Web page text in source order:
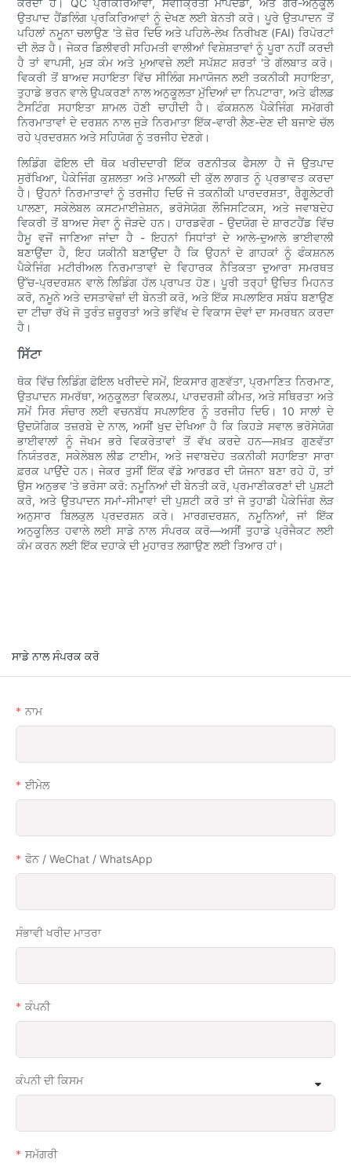
ਉਤਪਾਦ ਹੈਂਡਲਿੰਗ ਪ੍ਰਕਿਰਿਆਵਾਂ ਨੂੰ ਦੇਖਣ ਲਈ ਬੇਨਤੀ ਕਰੋ। ਪੂਰੇ ਉਤਪਾਦਨ ਤੋਂ
ਪਹਿਲਾਂ ਨਮੂਨਾ ਚਲਾਉਣ 'ਤੇ ਜ਼ੋਰ ਦਿਓ ਅਤੇ ਪਹਿਲੇ-ਲੇਖ ਨਿਰੀਖਣ (FAI) ਰਿਪੋਰਟਾਂ
ਦੀ ਲੋੜ ਹੈ। ਜੇਕਰ ਡਿਲੀਵਰੀ ਸਹਿਮਤੀ ਵਾਲੀਆਂ ਵਿਸ਼ੇਸ਼ਤਾਵਾਂ ਨੂੰ ਪੂਰਾ ਨਹੀਂ ਕਰਦੀ
ਹੈ ਤਾਂ ਵਾਪਸੀ, ਮੁੜ ਕੰਮ ਅਤੇ ਮੁਆਵਜ਼ੇ ਲਈ ਸਪੱਸ਼ਟ ਸ਼ਰਤਾਂ 'ਤੇ ਗੱਲਬਾਤ ਕਰੋ।
ਵਿਕਰੀ ਤੋਂ ਬਾਅਦ ਸਹਾਇਤਾ ਵਿੱਚ ਸੀਲਿੰਗ ਸਮਾਯੋਜਨ ਲਈ ਤਕਨੀਕੀ ਸਹਾਇਤਾ,
ਤੁਹਾਡੇ ਭਰਨ ਵਾਲੇ ਉਪਕਰਣਾਂ ਨਾਲ ਅਨੁਕੂਲਤਾ ਮੁੱਦਿਆਂ ਦਾ ਨਿਪਟਾਰਾ, ਅਤੇ ਫੀਲਡ
ਟੈਸਟਿੰਗ ਸਹਾਇਤਾ ਸ਼ਾਮਲ ਹੋਣੀ ਚਾਹੀਦੀ ਹੈ। ਫੰਕਸ਼ਨਲ ਪੈਕੇਜਿੰਗ ਸਮੱਗਰੀ
ਨਿਰਮਾਤਾਵਾਂ ਦੇ ਦਰਸ਼ਨ ਨਾਲ ਜੁੜੇ ਨਿਰਮਾਤਾ ਇੱਕ-ਵਾਰੀ ਲੈਣ-ਦੇਣ ਦੀ ਬਜਾਏ ਚੱਲ
ਰਹੇ ਪ੍ਰਦਰਸ਼ਨ ਅਤੇ ਸਹਿਯੋਗ ਨੂੰ ਤਰਜੀਹ ਦੇਣਗੇ।
ਲਿਡਿੰਗ ਫੋਇਲ ਦੀ ਥੋਕ ਖਰੀਦਦਾਰੀ ਇੱਕ ਰਣਨੀਤਕ ਫੈਸਲਾ ਹੈ ਜੋ ਉਤਪਾਦ
ਸੁਰੱਖਿਆ, ਪੈਕੇਜਿੰਗ ਕੁਸ਼ਲਤਾ ਅਤੇ ਮਾਲਕੀ ਦੀ ਕੁੱਲ ਲਾਗਤ ਨੂੰ ਪ੍ਰਭਾਵਤ ਕਰਦਾ
ਹੈ। ਉਹਨਾਂ ਨਿਰਮਾਤਾਵਾਂ ਨੂੰ ਤਰਜੀਹ ਦਿਓ ਜੋ ਤਕਨੀਕੀ ਪਾਰਦਰਸ਼ਤਾ, ਰੈਗੂਲੇਟਰੀ
ਪਾਲਣਾ, ਸਕੇਲੇਬਲ ਕਸਟਮਾਈਜ਼ੇਸ਼ਨ, ਭਰੋਸੇਯੋਗ ਲੌਜਿਸਟਿਕਸ, ਅਤੇ ਜਵਾਬਦੇਹ
ਵਿਕਰੀ ਤੋਂ ਬਾਅਦ ਸੇਵਾ ਨੂੰ ਜੋੜਦੇ ਹਨ। ਹਾਰਡਵੋਗ - ਉਦਯੋਗ ਦੇ ਸ਼ਾਰਟਹੈਂਡ ਵਿੱਚ
ਹੈਮੂ ਵਜੋਂ ਜਾਣਿਆ ਜਾਂਦਾ ਹੈ - ਇਹਨਾਂ ਸਿਧਾਂਤਾਂ ਦੇ ਆਲੇ-ਦੁਆਲੇ ਭਾਈਵਾਲੀ
ਬਣਾਉਂਦਾ ਹੈ, ਇਹ ਯਕੀਨੀ ਬਣਾਉਂਦਾ ਹੈ ਕਿ ਉਹਨਾਂ ਦੇ ਗਾਹਕਾਂ ਨੂੰ ਫੰਕਸ਼ਨਲ
ਪੈਕੇਜਿੰਗ ਮਟੀਰੀਅਲ ਨਿਰਮਾਤਾਵਾਂ ਦੇ ਵਿਹਾਰਕ ਨੈਤਿਕਤਾ ਦੁਆਰਾ ਸਮਰਥਤ
ਉੱਚ-ਪ੍ਰਦਰਸ਼ਨ ਵਾਲੇ ਲਿਡਿੰਗ ਹੱਲ ਪ੍ਰਾਪਤ ਹੋਣ। ਪੂਰੀ ਤਰ੍ਹਾਂ ਉਚਿਤ ਮਿਹਨਤ
ਕਰੋ, ਨਮੂਨੇ ਅਤੇ ਦਸਤਾਵੇਜ਼ਾਂ ਦੀ ਬੇਨਤੀ ਕਰੋ, ਅਤੇ ਇੱਕ ਸਪਲਾਇਰ ਸਬੰਧ ਬਣਾਉਣ
ਦਾ ਟੀਚਾ ਰੱਖੋ ਜੋ ਤੁਰੰਤ ਜ਼ਰੂਰਤਾਂ ਅਤੇ ਭਵਿੱਖ ਦੇ ਵਿਕਾਸ ਦੋਵਾਂ ਦਾ ਸਮਰਥਨ ਕਰਦਾ
ਹੈ।
ਸਿੱਟਾ
ਥੋਕ ਵਿੱਚ ਲਿਡਿੰਗ ਫੋਇਲ ਖਰੀਦਦੇ ਸਮੇਂ, ਇਕਸਾਰ ਗੁਣਵੱਤਾ, ਪ੍ਰਮਾਣਿਤ ਨਿਰਮਾਣ,
ਉਤਪਾਦਨ ਸਮਰੱਥਾ, ਅਨੁਕੂਲਤਾ ਵਿਕਲਪ, ਪਾਰਦਰਸ਼ੀ ਕੀਮਤ, ਅਤੇ ਸਥਿਰਤਾ ਅਤੇ
ਸਮੇਂ ਸਿਰ ਸੰਚਾਰ ਲਈ ਵਚਨਬੱਧ ਸਪਲਾਇਰ ਨੂੰ ਤਰਜੀਹ ਦਿਓ। 10 ਸਾਲਾਂ ਦੇ
ਉਦਯੋਗਿਕ ਤਜ਼ਰਬੇ ਦੇ ਨਾਲ, ਅਸੀਂ ਖੁਦ ਦੇਖਿਆ ਹੈ ਕਿ ਕਿਹੜੇ ਸਵਾਲ ਭਰੋਸੇਯੋਗ
ਭਾਈਵਾਲਾਂ ਨੂੰ ਜੋਖਮ ਭਰੇ ਵਿਕਰੇਤਾਵਾਂ ਤੋਂ ਵੱਖ ਕਰਦੇ ਹਨ—ਸਖ਼ਤ ਗੁਣਵੱਤਾ
ਨਿਯੰਤਰਣ, ਸਕੇਲੇਬਲ ਲੀਡ ਟਾਈਮ, ਅਤੇ ਜਵਾਬਦੇਹ ਤਕਨੀਕੀ ਸਹਾਇਤਾ ਸਾਰਾ
ਫ਼ਰਕ ਪਾਉਂਦੇ ਹਨ। ਜੇਕਰ ਤੁਸੀਂ ਇੱਕ ਵੱਡੇ ਆਰਡਰ ਦੀ ਯੋਜਨਾ ਬਣਾ ਰਹੇ ਹੋ, ਤਾਂ
ਉਸ ਅਨੁਭਵ 'ਤੇ ਭਰੋਸਾ ਕਰੋ: ਨਮੂਨਿਆਂ ਦੀ ਬੇਨਤੀ ਕਰੋ, ਪ੍ਰਮਾਣੀਕਰਣਾਂ ਦੀ ਪੁਸ਼ਟੀ
ਕਰੋ, ਅਤੇ ਉਤਪਾਦਨ ਸਮਾਂ-ਸੀਮਾਵਾਂ ਦੀ ਪੁਸ਼ਟੀ ਕਰੋ ਤਾਂ ਜੋ ਤੁਹਾਡੀ ਪੈਕੇਜਿੰਗ ਲੋੜ
ਅਨੁਸਾਰ ਬਿਲਕੁਲ ਪ੍ਰਦਰਸ਼ਨ ਕਰੇ। ਮਾਰਗਦਰਸ਼ਨ, ਨਮੂਨਿਆਂ, ਜਾਂ ਇੱਕ
ਅਨੁਕੂਲਿਤ ਹਵਾਲੇ ਲਈ ਸਾਡੇ ਨਾਲ ਸੰਪਰਕ ਕਰੋ—ਅਸੀਂ ਤੁਹਾਡੇ ਪ੍ਰੋਜੈਕਟ ਲਈ
ਕੰਮ ਕਰਨ ਲਈ ਇੱਕ ਦਹਾਕੇ ਦੀ ਮੁਹਾਰਤ ਲਗਾਉਣ ਲਈ ਤਿਆਰ ਹਾਂ।
ਸਾਡੇ ਨਾਲ ਸੰਪਰਕ ਕਰੋ
ਨਾਮ
ਈਮੇਲ
ਫੋਨ / WeChat / WhatsApp
ਸੰਭਾਵੀ ਖਰੀਦ ਮਾਤਰਾ
ਕੰਪਨੀ
ਕੰਪਨੀ ਦੀ ਕਿਸਮ
ਸਮੱਗਰੀ